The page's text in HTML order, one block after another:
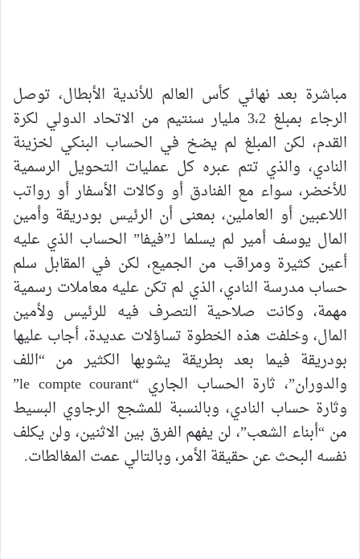
مباشرة بعد نهائي كأس العالم للأندية الأبطال، توصل
الرجاء بمبلغ 3،2 مليار سنتيم من الاتحاد الدولي لكرة
القدم، لكن المبلغ لم يضخ في الحساب البنكي لخزينة
النادي، والذي تتم عبره كل عمليات التحويل الرسمية
للأخضر، سواء مع الفنادق أو وكالات الأسفار أو رواتب
اللاعبين أو العاملين، بمعنى أن الرئيس بودريقة وأمين
المال يوسف أمير لم يسلما لـ”فيفا” الحساب الذي عليه
أعين كثيرة ومراقب من الجميع، لكن في المقابل سلم
حساب مدرسة النادي، الذي لم تكن عليه معاملات رسمية
مهمة، وكانت صلاحية التصرف فيه للرئيس ولأمين
المال، وخلفت هذه الخطوة تساؤلات عديدة، أجاب عليها
بودريقة فيما بعد بطريقة يشوبها الكثير من “اللف
والدوران”، ثارة الحساب الجاري “le compte courant”
وثارة حساب النادي، وبالنسبة للمشجع الرجاوي البسيط
من “أبناء الشعب”، لن يفهم الفرق بين الاثنين، ولن يكلف
نفسه البحث عن حقيقة الأمر، وبالتالي عمت المغالطات.